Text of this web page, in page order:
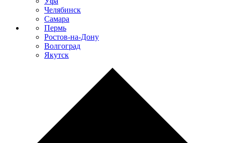
Челябинск
Самара
Пермь
Ростов-на-Дону
Волгоград
Якутск